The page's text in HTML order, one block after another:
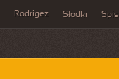
Rodrigez Słodki Spis